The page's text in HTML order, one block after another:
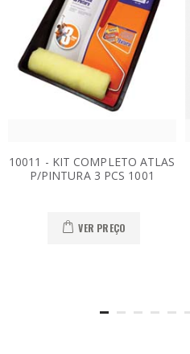
10011 - KIT COMPLETO ATLAS
P/PINTURA 3 PCS 1001
VER PREÇO